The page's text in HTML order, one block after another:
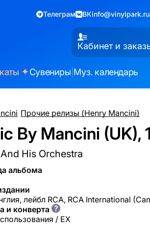
Телеграм ВКinfo@vinylpark.ru
Кабинет и
✦Сувениры Муз. календарь
/Прочие релизы (Henry Mancini)
By Mancini (UK),
His Orchestra
альбома
лейбл RCA, RCA International
и конверта ?
/ EX